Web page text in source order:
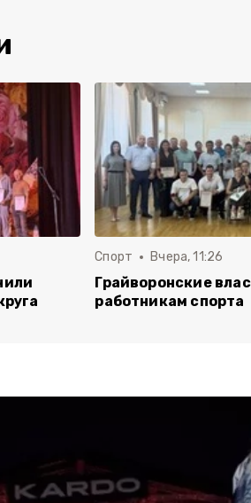
Спорт Вчера, 11:26
Грайворонские
работникам спорта